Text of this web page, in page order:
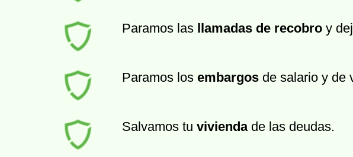
Paramos las llamadas de recobroy
Paramos los embargosde salario y de
Salvamos tu viviendade las deudas.